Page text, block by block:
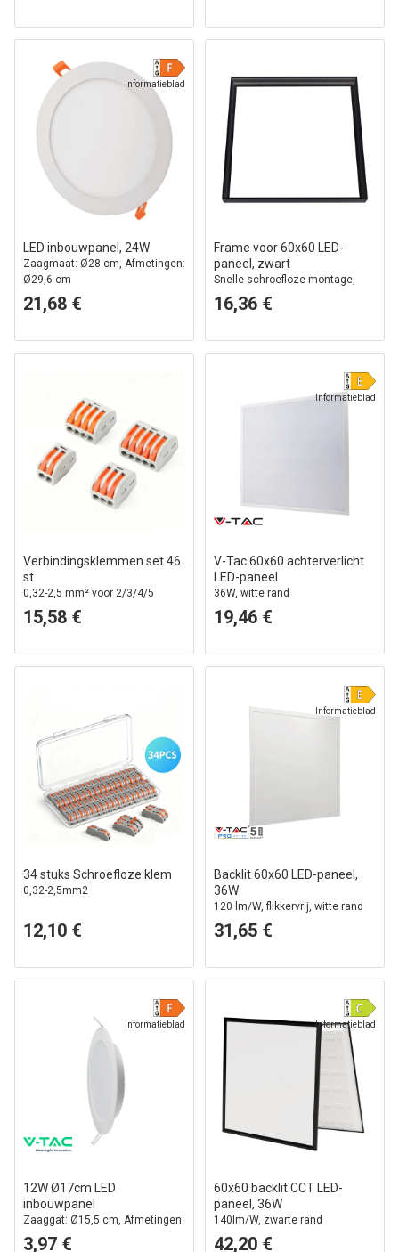
Informatieblad
LED inbouwpanel, 24W
Zaagmaat: Ø28 cm, Afmetingen:
Ø29,6 cm
21,68 €
Frame voor 60x60 LED-
paneel, zwart
Snelle schroefloze montage,
zwarte rand
16,36 €
Verbindingsklemmen set 46
st.
0,32-2,5 mm² voor 2/3/4/5
draden
15,58 €
Informatieblad
V-Tac 60x60 achterverlicht
LED-paneel
36W, witte rand
19,46 €
34 stuks Schroefloze klem
0,32-2,5mm2
12,10 €
Informatieblad
Backlit 60x60 LED-paneel,
36W
120 lm/W, flikkervrij, witte rand
31,65 €
Informatieblad
12W Ø17cm LED
inbouwpanel
Zaaggat: Ø15,5 cm, Afmetingen:
Ø17 cm
3,97 €
Informatieblad
60x60 backlit CCT LED-
paneel, 36W
140lm/W, zwarte rand
42,20 €